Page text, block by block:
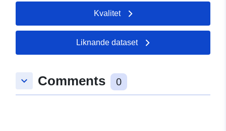
Kvalitet
Liknande dataset
keyboard_arrow_down Comments 0